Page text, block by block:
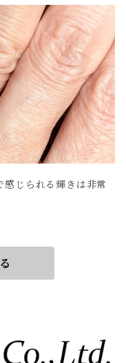
じられる輝きは非常